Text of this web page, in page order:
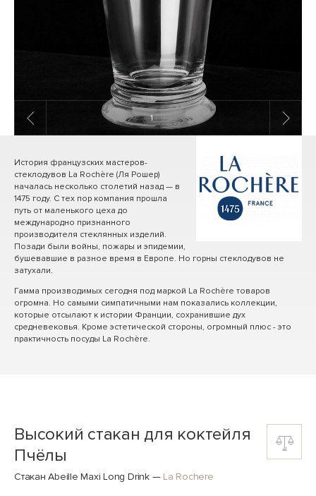
1/ 9
История французских мастеров-
стеклодувов La Rochère (Ля Рошер)
началась несколько столетий назад — в
1475 году. С тех пор компания прошла
путь от маленького цеха до
международно признанного
производителя стеклянных изделий.
Позади были войны, пожары и эпидемии,
бушевавшие в разное время в Европе. Но горны стеклодувов не
затухали.
Гамма производимых сегодня под маркой La Rochère товаров
огромна. Но самыми симпатичными нам показались коллекции,
которые отсылают к истории Франции, сохранившие дух
средневековья. Кроме эстетической стороны, огромный плюс - это
практичность посуды La Rochère.
Высокий стакан для коктейля
Пчёлы
Стакан Abeille Maxi Long Drink— La Rochere